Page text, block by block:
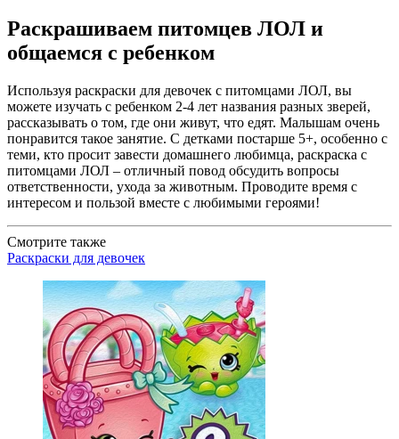
Раскрашиваем питомцев ЛОЛ и
общаемся с ребенком
Используя раскраски для девочек с питомцами ЛОЛ, вы
можете изучать с ребенком 2-4 лет названия разных зверей,
рассказывать о том, где они живут, что едят. Малышам очень
понравится такое занятие. С детками постарше 5+, особенно с
теми, кто просит завести домашнего любимца, раскраска с
питомцами ЛОЛ – отличный повод обсудить вопросы
ответственности, ухода за животным. Проводите время с
интересом и пользой вместе с любимыми героями!
Смотрите также
Раскраски для девочек